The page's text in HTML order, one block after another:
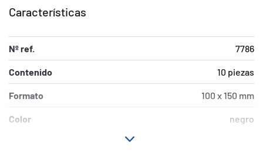
Características
Nº ref. 7786
Contenido 10 piezas
Formato 100 x 150 mm
Color negro